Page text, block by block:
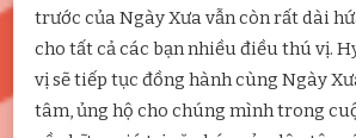
trước của Ngày Xưa vẫn còn rất dài
cho tất cả các bạn nhiều điều thú vị.
vị sẽ tiếp tục đồng hành cùng Ngày
tâm, ủng hộ cho chúng mình trong